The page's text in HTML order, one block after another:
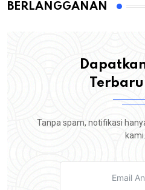
BERLANGGANAN
Tanpa spam, notifikasi
kami.